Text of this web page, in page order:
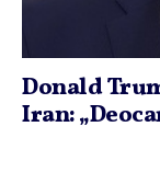
Donald
Iran: